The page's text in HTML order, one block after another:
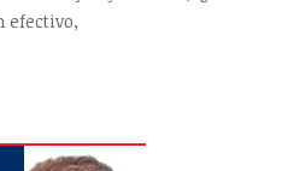
efectivo,